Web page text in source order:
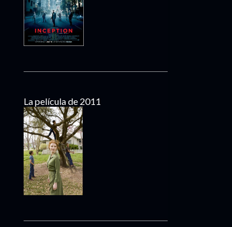
La película de 2011